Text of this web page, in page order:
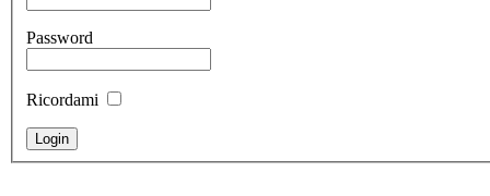
Password
Ricordami